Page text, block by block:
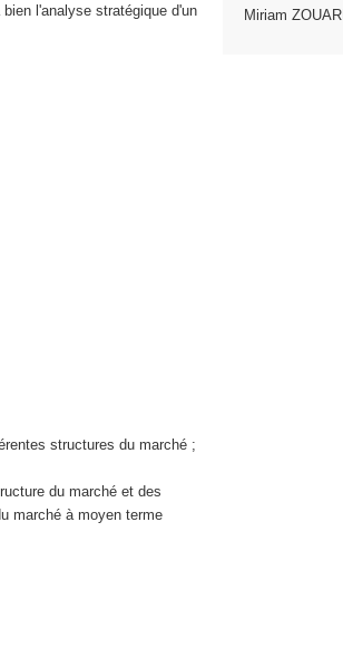
l'analyse stratégique d'un
structures du marché ;
du marché et des
marché à moyen terme
Miriam ZOUARI